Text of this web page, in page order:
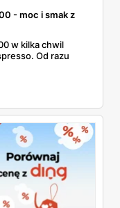
- moc i smak z
w kilka chwil
Od razu